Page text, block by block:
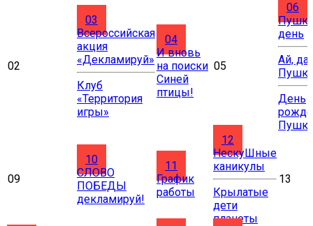
02
03
Всероссийская
акция
«Декламируй»
Клуб
«Территория
игры»
04
И вновь
на поиски
Синей
птицы!
05
06
день
Ай, да
День
09
10
СЛОВО
ПОБЕДЫ
декламируй!
11
График
работы
12
НескуШные
каникулы
Крылатые
дети
планеты
13